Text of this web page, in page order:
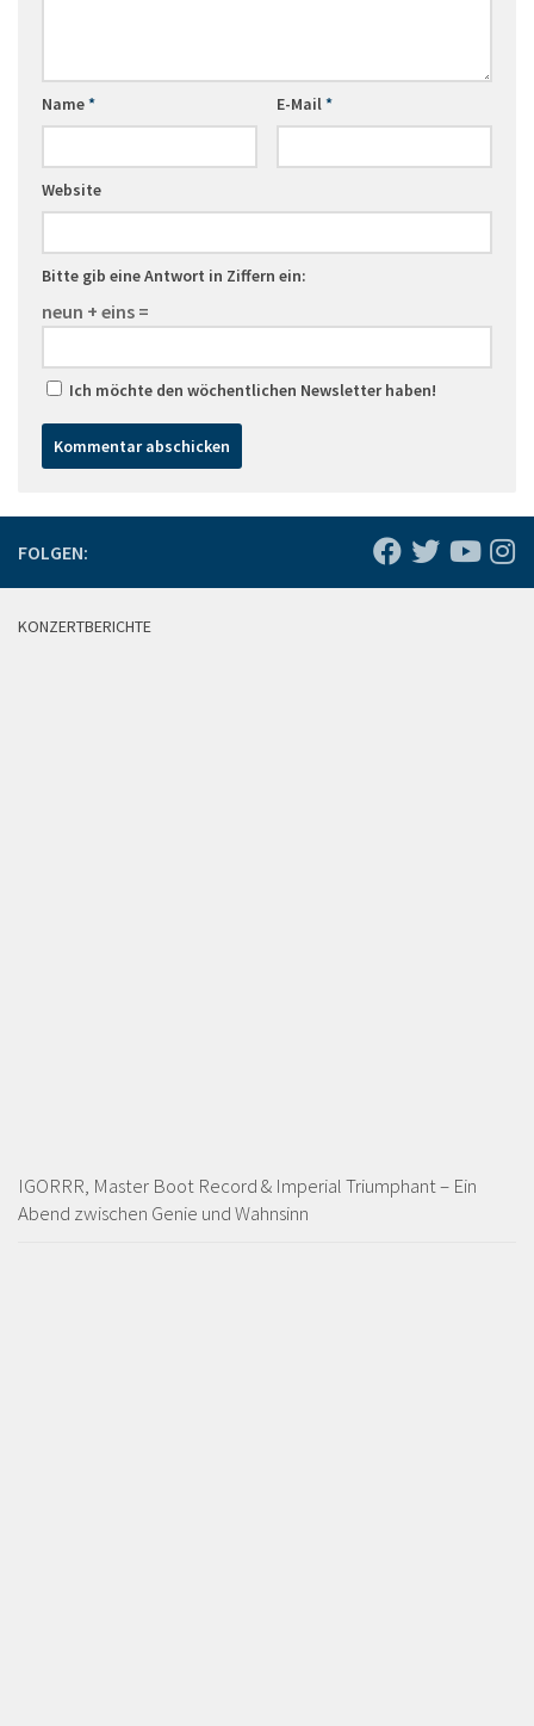
Name* E-Mail*
Website
Bitte gib eine Antwort in Ziffern ein:
neun + eins =
Ich möchte den wöchentlichen Newsletter haben!
FOLGEN:
KONZERTBERICHTE
IGORRR, Master Boot Record & Imperial Triumphant – Ein
Abend zwischen Genie und Wahnsinn